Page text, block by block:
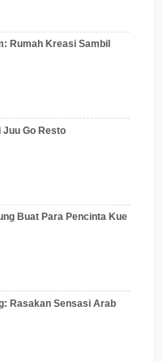
Rumah Kreasi Sambil
Juu Go Resto
Buat Para Pencinta Kue
Rasakan Sensasi Arab